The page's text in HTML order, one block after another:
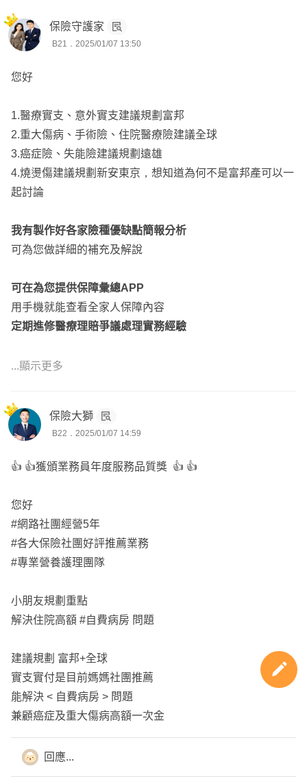
防癌一年期健康保險附約 (XCF) ，醫卡讚重大傷病一年期
健康保險附約 (XDE) 繳費年期 保額/計畫別 一年期 ，目前
另外醫療有考慮富邦HSV，意外險跟失能險還不確定找那
以上如果有更好的意見歡迎留言。謝謝
🔻失能目前市場上都沒有了，醫療實支實付和意外險考慮理
賠風氣
建議規劃用富邦的喔
3️⃣建議規劃方案：
可以參考以下組合配置
🔝【富邦】
意外死殘、壽險
0歲男寶-富邦 請點我
28歲女生-富邦 請點我
4️⃣簡單的健康告知詢問：
--
【告知資訊影響規劃方案的內容喔】
① 目前有沒有任何體況呢？
② 5年內有沒有任何慢性疾病？
④ 有看過精神科有用過藥嗎？
⑤ BMI有在18.5-24的範圍內？
我們公司在台北，人住新北，全台都有在跑
保險守護家
B21．2025/01/07 13:50
您好
1.醫療實支、意外實支建議規劃富邦
2.重大傷病、手術險、住院醫療險建議全球
3.癌症險、失能險建議規劃遠雄
4.燒燙傷建議規劃新安東京，想知道為何不是富邦產可以一
起討論
我有製作好各家險種優缺點簡報分析
可為您做詳細的補充及解說
可在為您提供保障彙總APP
用手機就能查看全家人保障內容
定期進修醫療理賠爭議處理實務經驗
可在點擊頭像加line一同諮詢討論
0歲規劃建議：5歲以後保費落在2萬左右
image.png 267.51 KB
28歲媽媽建議：
...顯示更多
保險大獅
B22．2025/01/07 14:59
👍 👍獲頒業務員年度服務品質獎 👍 👍
您好
#網路社團經營5年
#各大保險社團好評推薦業務
#專業營養護理團隊
小朋友規劃重點
解決住院高額 #自費病房 問題
建議規劃 富邦+全球
實支實付是目前媽媽社團推薦
能解決 < 自費病房 > 問題
兼顧癌症及重大傷病高額一次金
保險規劃有許多版本
...顯示更多
回應...